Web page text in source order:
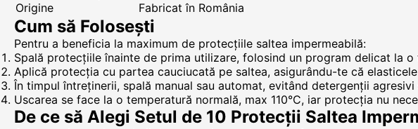
Origine
Fabricat în România
Cum să Folosești
Pentru a beneficia la maximum de protecțiile saltea impermeabilă:
Spală protecțiile înainte de prima utilizare, folosind un program delicat la o
Aplică protecția cu partea cauciucată pe saltea, asigurându-te că
În timpul întreținerii, spală manual sau automat, evitând detergenții
Uscarea se face la o temperatură normală, max 110°C, iar protecția nu
De ce să Alegi Setul de 10 Protecții Saltea